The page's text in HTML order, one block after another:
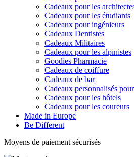
Cadeaux pour les
Cadeaux pour les étudiants
Cadeaux pour ingénieurs
Cadeaux Dentistes
Cadeaux Militaires
Cadeaux pour les alpinistes
Goodies Pharmacie
Cadeaux de coiffure
Cadeaux de bar
Cadeaux personnalisés
Cadeaux pour les hôtels
Cadeaux pour les coureurs
Made in Europe
Be Different
Moyens de paiement sécurisés